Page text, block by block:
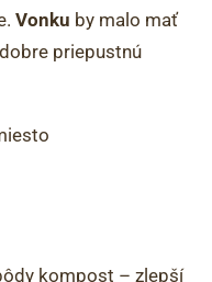
Vonku by malo mať
priepustnú
kompost – zlepší